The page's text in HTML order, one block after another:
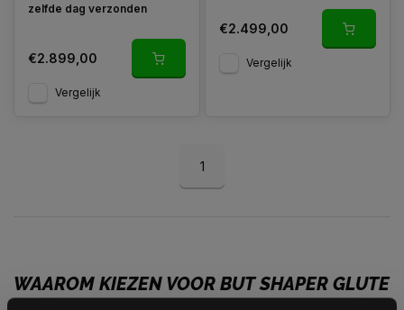
zelfde dag verzonden
€2.899,00
Vergelijk
€2.499,00
Vergelijk
1
WAAROM KIEZEN VOOR BUT SHAPER GLUTE